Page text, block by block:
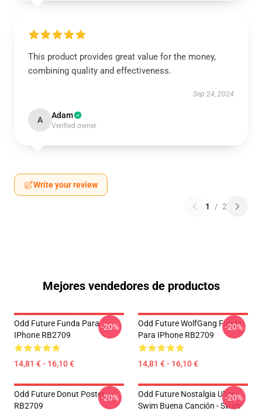
This product provides great value for the money,
combining quality and effectiveness.
Sep 24, 2024
A Adam
Verified owner
Write your review
1 / 2
Mejores vendedores de productos
Odd Future Funda Para
IPhone RB2709
14,81 € - 16,10 €
-20%
Odd Future WolfGang Funda
Para IPhone RB2709
14,81 € - 16,10 €
-20%
Odd Future Donut Poster
RB2709
-20%
Odd Future Nostalgia Ultra -
Swim Buena Canción - Swim
-20%